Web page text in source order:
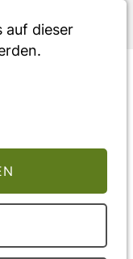
in
- a
and
auf dieser